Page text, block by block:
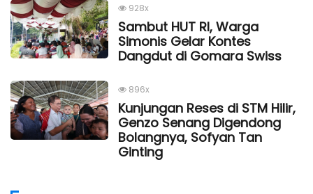
928x
Sambut HUT RI, Warga
Simonis Gelar Kontes
Dangdut di Gomara Swiss
896x
Kunjungan Reses di STM Hilir,
Genzo Senang Digendong
Bolangnya, Sofyan Tan
Ginting